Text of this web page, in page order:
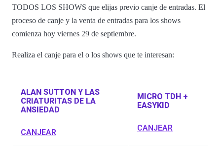
TODOS LOS SHOWS que elijas previo canje de entradas. El
proceso de canje y la venta de entradas para los shows
comienza hoy viernes 29 de septiembre.
Realiza el canje para el o los shows que te interesan:
ALAN SUTTON Y LAS
CRIATURITAS DE LA
ANSIEDAD
CANJEAR
MICRO TDH +
EASYKID
CANJEAR